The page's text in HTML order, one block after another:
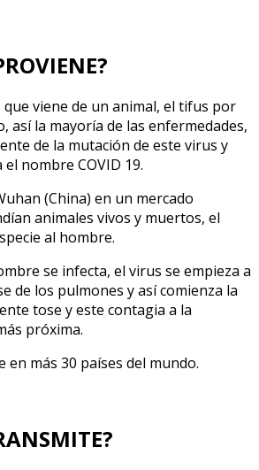
viene de un animal, el tifus por
así la mayoría de las enfermedades,
de la mutación de este virus y
nombre COVID 19.
(China) en un mercado
animales vivos y muertos, el
al hombre.
se infecta, el virus se empieza a
de los pulmones y así comienza la
tose y este contagia a la
próxima.
más 30 países del mundo.